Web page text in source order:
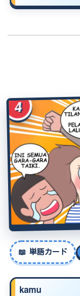
4
📖 単語カード
kamu